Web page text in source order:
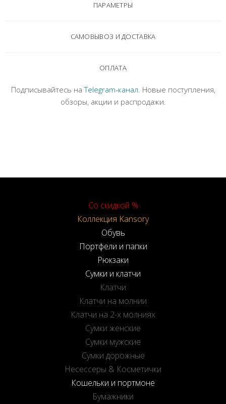
ПАРАМЕТРЫ
САМОВЫВОЗ И ДОСТАВКА
ОПЛАТА
Подписывайтесь наTelegram-канал. Новые поступления,
обзоры, акции и распродажи.
Со скидкой %
Коллекция Kansory
Обувь
Портфели и папки
Рюкзаки
Сумки и клатчи
Клатчи
Клатчи на молнии
Клатчи на 2-х молниях
Сумки женские
Сумки мужские
Сумки дорожные
Несессеры & Косметички
Кошельки и портмоне
Бумажники